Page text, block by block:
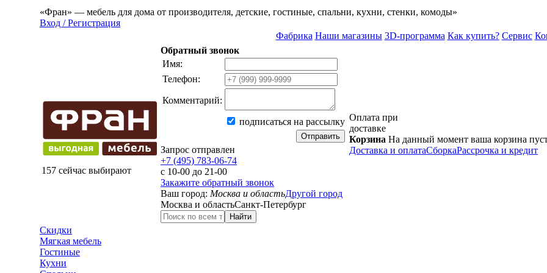
«Фран» — мебель для дома от производителя, детские, гостиные, спальни, кухни, стенки, комоды»
Вход / Регистрация
Фабрика Наши магазины 3D-программа Как купить? Сервис
157 сейчас выбирают
Обратный звонок
Имя:
Телефон:
Комментарий:
подписаться на рассылку
Отправить
Запрос отправлен
+7 (495) 783-06-74
с 10-00 до 21-00
Закажите обратный звонок
Ваш город: Москва и областьДругой город
Москва и областьСанкт-Петербург
Найти
Оплата при
доставке
Корзина На данный момент ваша корзина
Доставка и оплатаСборкаРассрочка и кредит
Скидки
Мягкая мебель
Гостиные
Кухни